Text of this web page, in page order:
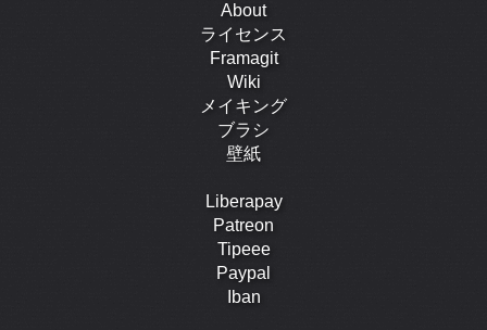
About
ライセンス
Framagit
Wiki
メイキング
ブラシ
壁紙
Liberapay
Patreon
Tipeee
Paypal
Iban